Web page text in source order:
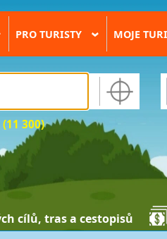
PRO TURISTY › MOJE
300)
cílů, tras a cestopisů